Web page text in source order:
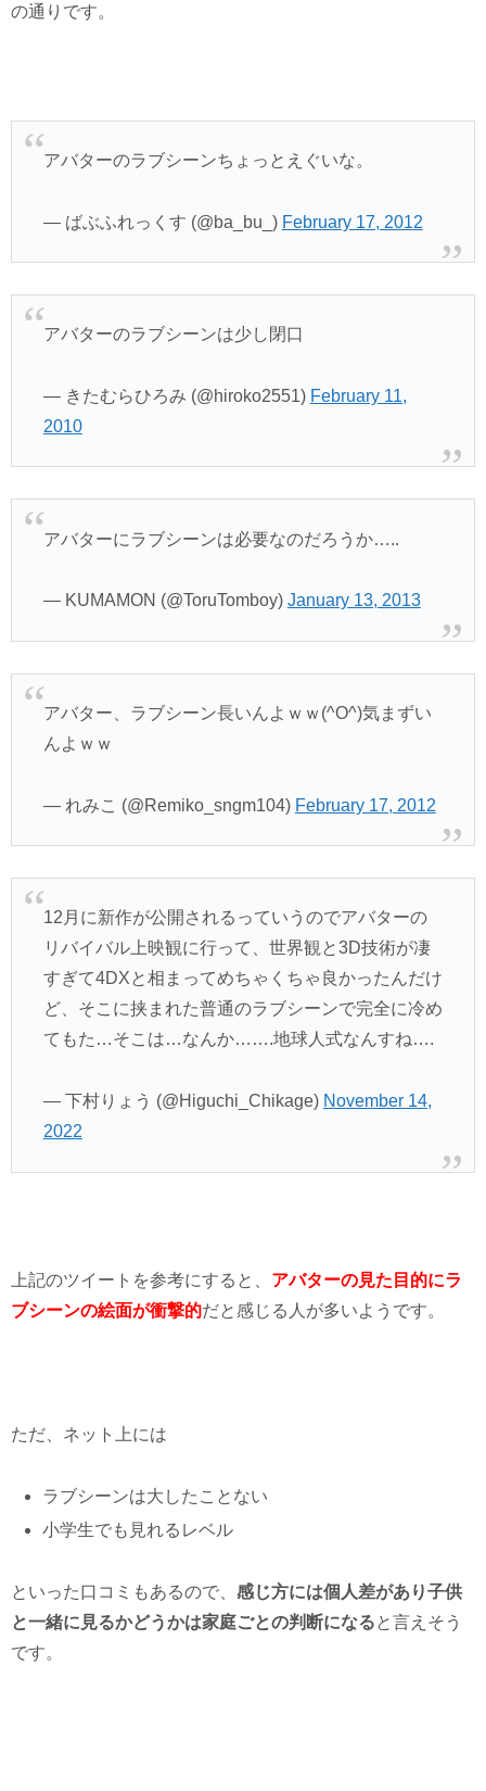
の通りです。
アバターのラブシーンちょっとえぐいな。
— ばぶふれっくす (@ba_bu_) February 17, 2012
アバターのラブシーンは少し閉口
— きたむらひろみ (@hiroko2551) February 11,
2010
アバターにラブシーンは必要なのだろうか…..
— KUMAMON (@ToruTomboy) January 13, 2013
アバター、ラブシーン長いんよｗｗ(^O^)気まずい
んよｗｗ
— れみこ (@Remiko_sngm104) February 17, 2012
12月に新作が公開されるっていうのでアバターの
リバイバル上映観に行って、世界観と3D技術が凄
すぎて4DXと相まってめちゃくちゃ良かったんだけ
ど、そこに挟まれた普通のラブシーンで完全に冷め
てもた…そこは…なんか…….地球人式なんすね….
— 下村りょう (@Higuchi_Chikage) November 14,
2022
上記のツイートを参考にすると、 アバターの見た目的にラ
ブシーンの絵面が衝撃的だと感じる人が多いようです。
ただ、ネット上には
ラブシーンは大したことない
小学生でも見れるレベル
といった口コミもあるので、 感じ方には個人差があり子供
と一緒に見るかどうかは家庭ごとの判断になると言えそう
です。